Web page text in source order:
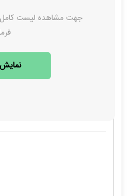
جهت مشاهده لیست کامل